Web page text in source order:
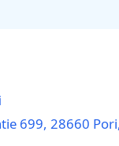
699, 28660